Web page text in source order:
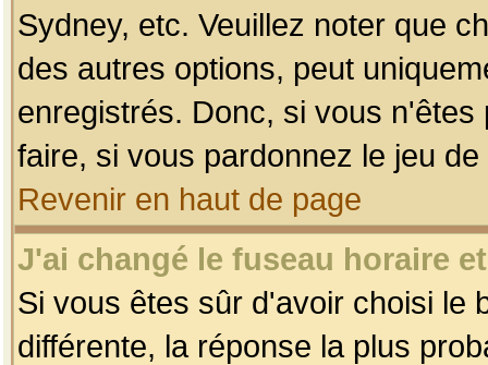
Sydney, etc. Veuillez noter que
des autres options, peut
enregistrés. Donc, si vous
faire, si vous pardonnez le jeu
Revenir en haut de page
J'ai changé le fuseau horaire
Si vous êtes sûr d'avoir choisi le
différente, la réponse la plus